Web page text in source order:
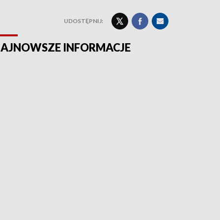
UDOSTĘPNIJ:
INFORMACJE